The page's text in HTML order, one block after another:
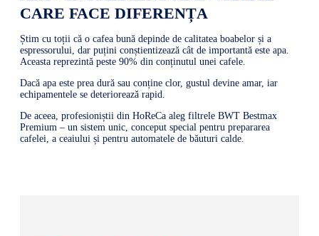
CARE FACE DIFERENȚA
Știm cu toții că o cafea bună depinde de calitatea boabelor și a
espressorului, dar puțini conștientizează cât de importantă este apa.
Aceasta reprezintă peste 90% din conținutul unei cafele.
Dacă apa este prea dură sau conține clor, gustul devine amar, iar
echipamentele se deteriorează rapid.
De aceea, profesioniștii din HoReCa aleg filtrele BWT Bestmax
Premium – un sistem unic, conceput special pentru prepararea
cafelei, a ceaiului și pentru automatele de băuturi calde.